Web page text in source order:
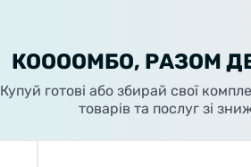
КООООМБО, РАЗОМ
Купуй готові або збирай свої
товарів та послуг зі